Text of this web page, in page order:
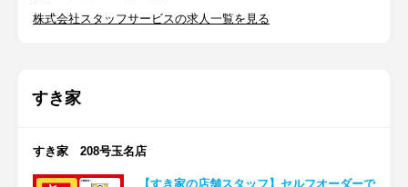
株式会社スタッフサービスの求人一覧を見る
すき家
すき家 208号玉名店
【すき家の店舗スタッフ】セルフオーダーで